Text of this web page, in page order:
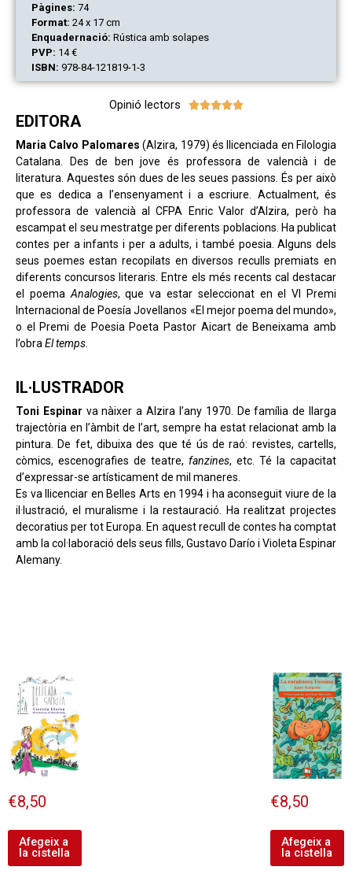
Pàgines: 74
Format: 24 x 17 cm
Enquadernació: Rústica amb solapes
PVP: 14 €
ISBN: 978-84-121819-1-3
Opinió lectors 
EDITORA
Maria Calvo Palomares (Alzira, 1979) és llicenciada en Filologia
Catalana. Des de ben jove és professora de valencià i de
literatura. Aquestes són dues de les seues passions. És per això
que es dedica a l’ensenyament i a escriure. Actualment, és
professora de valencià al CFPA Enric Valor d’Alzira, però ha
escampat el seu mestratge per diferents poblacions. Ha publicat
contes per a infants i per a adults, i també poesia. Alguns dels
seus poemes estan recopilats en diversos reculls premiats en
diferents concursos literaris. Entre els més recents cal destacar
el poema Analogies, que va estar seleccionat en el VI Premi
Internacional de Poesía Jovellanos «El mejor poema del mundo»,
o el Premi de Poesia Poeta Pastor Aicart de Beneixama amb
l’obra El temps
IL·LUSTRADOR
Toni Espinar va nàixer a Alzira l’any 1970. De família de llarga
trajectòria en l’àmbit de l’art, sempre ha estat relacionat amb la
pintura. De fet, dibuixa des que té ús de raó: revistes, cartells,
còmics, escenografies de teatre, fanzines, etc. Té la capacitat
d’expressar-se artísticament de mil maneres.
Es va llicenciar en Belles Arts en 1994 i ha aconseguit viure de la
il·lustració, el muralisme i la restauració. Ha realitzat projectes
decoratius per tot Europa. En aquest recull de contes ha comptat
amb la col·laboració dels seus fills, Gustavo Darío i Violeta Espinar
Alemany.
€8,50
Afegeix a
la cistella
€8,50
Afegeix a
la cistella